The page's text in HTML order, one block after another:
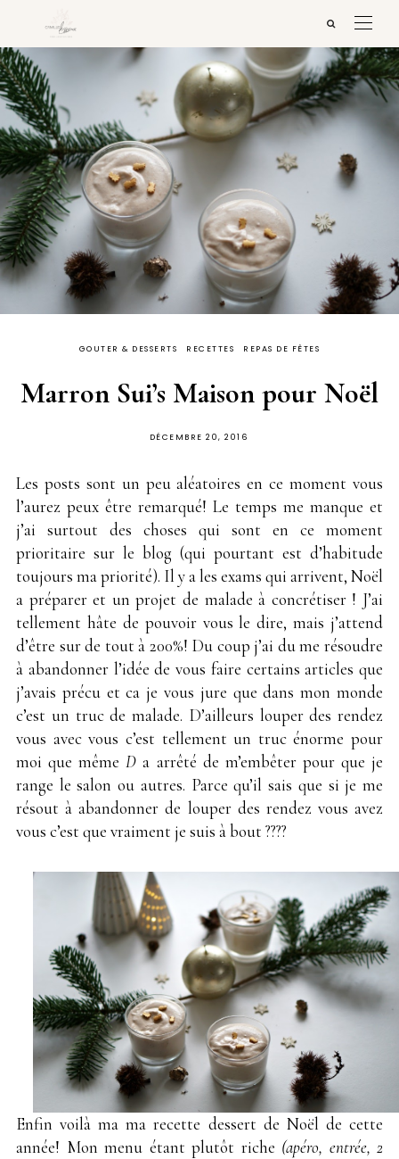
GOUTER & DESSERTS RECETTES REPAS DE FÊTES
Marron Sui’s Maison pour Noël
PUBLIÉ
DÉCEMBRE 20, 2016
Les posts sont un peu aléatoires en ce moment vous
l’aurez peux être remarqué! Le temps me manque et
j’ai surtout des choses qui sont en ce moment
prioritaire sur le blog (qui pourtant est d’habitude
toujours ma priorité). Il y a les exams qui arrivent, Noël
a préparer et un projet de malade à concrétiser ! J’ai
tellement hâte de pouvoir vous le dire, mais j’attend
d’être sur de tout à 200%! Du coup j’ai du me résoudre
à abandonner l’idée de vous faire certains articles que
j’avais précu et ca je vous jure que dans mon monde
c’est un truc de malade. D’ailleurs louper des rendez
vous avec vous c’est tellement un truc énorme pour
moi que mêmeD a arrêté de m’embêter pour que je
range le salon ou autres. Parce qu’il sais que si je me
résout à abandonner de louper des rendez vous avez
vous c’est que vraiment je suis à bout ????
Enfin voilà ma ma recette dessert de Noël de cette
année! Mon menu étant plutôt riche (apéro, entrée, 2